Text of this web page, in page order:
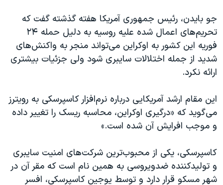
صفحه‌های ویژه
سفر پرزیدنت ترامپ به چین
جو‌ بایدن، رئیس جمهوری آمریکا هفته گذشته گفت که
تحریم‌های اعمال شده علیه روسیه به دلیل حمله ۲۴
فوریه این کشور به اوکراین می‌تواند منجر به واکنش‌های
شدید از جمله اختلالات سایبری شود ولی جزئیات بیشتری
ارائه نکرد.
این مقام ارشد آمریکایی درباره نرم‌افزار کاسپرسکی به رویترز
می‌گوید که «درگیری اوکراین، محاسبه ریسک را تغییر داده
و موجب افرایش آن‌ شده است.»
کاسپرسکی، یکی از محبوب‌ترین شرکت‌های امنیت سایبری
و تولیدکننده ضدویروسی به همین‌ نام است که مقر آن در
شهر مسکو قرار دارد و توسط یوجین کاسپرسکی، افسر